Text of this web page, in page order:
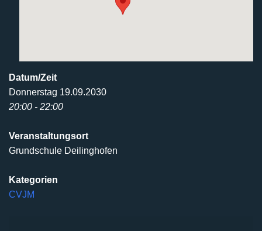
Datum/Zeit
Donnerstag 19.09.2030
20:00 - 22:00
Veranstaltungsort
Grundschule Deilinghofen
Kategorien
CVJM